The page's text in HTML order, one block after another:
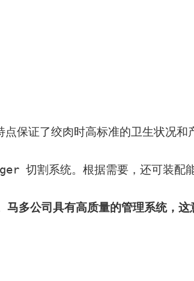
证了绞肉时高标准的卫生状况和
切割系统。根据需要，还可装配
马多公司具有高质量的管理系统，这